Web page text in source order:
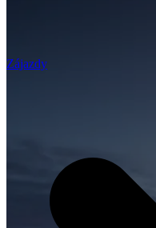
Zájazdy